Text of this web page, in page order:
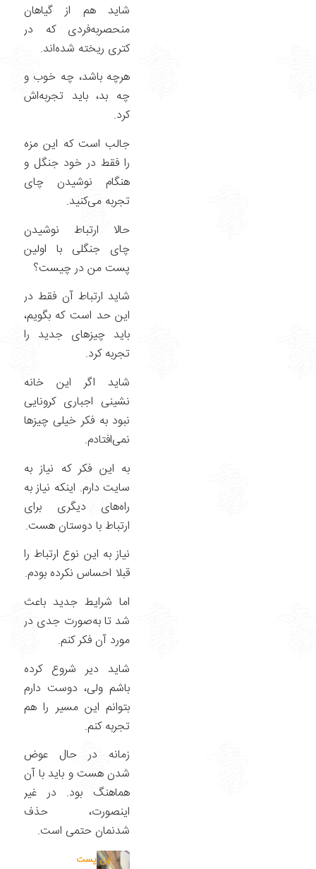
شاید هم از گیاهان
منحصربه‌فردی که در
کتری ریخته شده‌اند.
هرچه باشد، چه خوب و
چه بد، باید تجربه‌اش
کرد.
جالب است که این مزه
را فقط در خود جنگل و
هنگام نوشیدن چای
تجربه می‌کنید.
حالا ارتباط نوشیدن
چای جنگلی با اولین
پست من در چیست؟
شاید ارتباط آن فقط در
این حد است که بگویم،
باید چیزهای جدید را
تجربه کرد.
شاید اگر این خانه
نشینی اجباری کرونایی
نبود به فکر خیلی چیزها
نمی‌‌افتادم.
به این فکر که نیاز به
سایت دارم. اینکه نیاز به
راه‌های دیگری برای
ارتباط با دوستان هست.
نیاز به این نوع ارتباط را
قبلا احساس نکرده بودم.
اما شرایط جدید باعث
شد تا به‌صورت جدی در
مورد آن فکر کنم.
شاید دیر شروع کرده
باشم ولی، دوست دارم
بتوانم این مسیر را هم
تجربه کنم.
زمانه در حال عوض
شدن هست و باید با آن
هماهنگ بود. در غیر
اینصورت، حذف
شدنمان حتمی‌ است.
این پست